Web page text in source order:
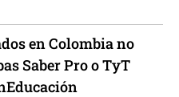
en Colombia no
Saber Pro o TyT